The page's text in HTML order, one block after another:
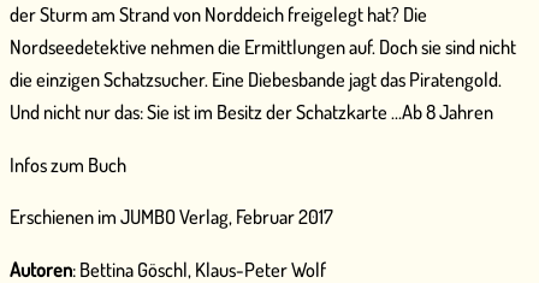
der Sturm am Strand von Norddeich freigelegt hat? Die
Nordseedetektive nehmen die Ermittlungen auf. Doch sie sind nicht
die einzigen Schatzsucher. Eine Diebesbande jagt das Piratengold.
Und nicht nur das: Sie ist im Besitz der Schatzkarte …Ab 8 Jahren
Infos zum Buch
Erschienen im JUMBO Verlag, Februar 2017
Autoren: Bettina Göschl, Klaus-Peter Wolf